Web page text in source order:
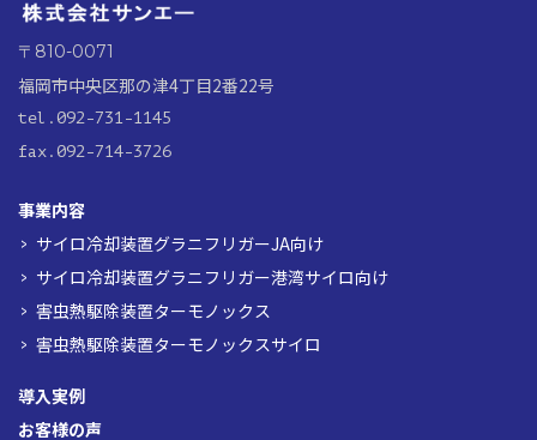
〒810-0071
福岡市中央区那の津4丁目2番22号
tel.092-731-1145
fax.092-714-3726
事業内容
サイロ冷却装置グラニフリガーJA向け
サイロ冷却装置グラニフリガー港湾サイロ向け
害虫熱駆除装置ターモノックス
害虫熱駆除装置ターモノックスサイロ
導入実例
お客様の声